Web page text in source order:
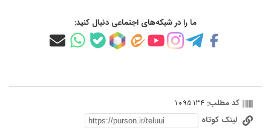
ما را در شبکه‌های اجتماعی دنبال کنید:
کد مطلب: 1095134
لینک کوتاه